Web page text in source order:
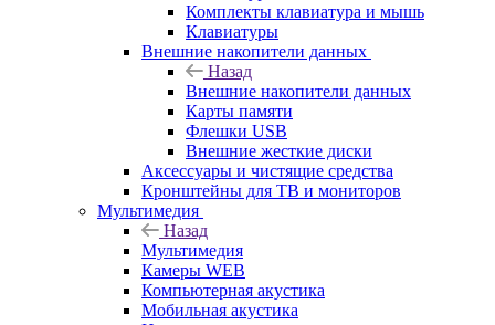
Комплекты клавиатура и мышь
Клавиатуры
Внешние накопители данных
Назад
Внешние накопители данных
Карты памяти
Флешки USB
Внешние жесткие диски
Аксессуары и чистящие средства
Кронштейны для ТВ и мониторов
Мультимедия
Назад
Мультимедия
Камеры WEB
Компьютерная акустика
Мобильная акустика